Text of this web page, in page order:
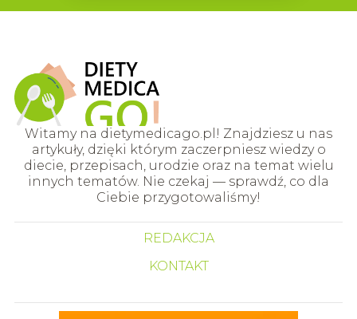
Witamy na dietymedicago.pl! Znajdziesz u nas
artykuły, dzięki którym zaczerpniesz wiedzy o
diecie, przepisach, urodzie oraz na temat wielu
innych tematów. Nie czekaj — sprawdź, co dla
Ciebie przygotowaliśmy!
REDAKCJA
KONTAKT